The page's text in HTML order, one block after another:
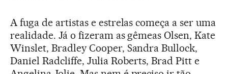
A fuga de artistas e estrelas começa a ser uma
realidade. Já o fizeram as gêmeas Olsen, Kate
Winslet, Bradley Cooper, Sandra Bullock,
Daniel Radcliffe, Julia Roberts, Brad Pitt e